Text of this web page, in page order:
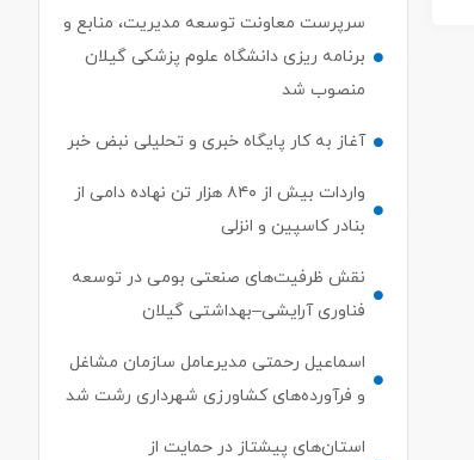
سرپرست معاونت توسعه مدیریت، منابع و
برنامه ریزی دانشگاه علوم پزشکی گیلان
منصوب شد
آغاز به کار پایگاه خبری و تحلیلی نبض خبر
واردات بیش از ۸۴۰ هزار تن نهاده دامی از
بنادر كاسپین و انزلی
نقش ظرفیت‌های صنعتی بومی در توسعه
فناوری آرایشی–بهداشتی گیلان
اسماعیل رحمتی مدیرعامل سازمان مشاغل
و فرآورده‌های کشاورزی شهرداری رشت شد
استان‌های پیشتاز در حمایت از